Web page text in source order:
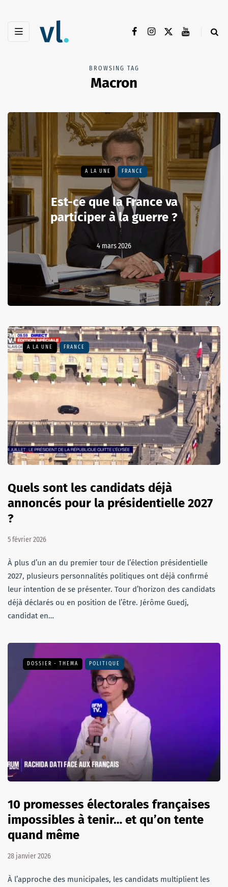
BROWSING TAG
Macron
A LA UNE FRANCE
Est-ce que la France va
participer à la guerre ?
4 mars 2026
A LA UNE FRANCE
Quels sont les candidats déjà
annoncés pour la présidentielle 2027
?
5 février 2026
À plus d’un an du premier tour de l’élection présidentielle
2027, plusieurs personnalités politiques ont déjà confirmé
leur intention de se présenter. Tour d’horizon des candidats
déjà déclarés ou en position de l’être. Jérôme Guedj,
candidat en…
DOSSIER - THEMA POLITIQUE
10 promesses électorales françaises
impossibles à tenir… et qu’on tente
quand même
28 janvier 2026
À l’approche des municipales, les candidats multiplient les